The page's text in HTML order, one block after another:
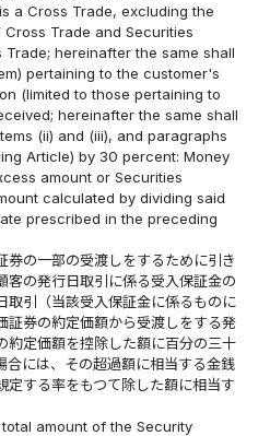
a Cross Trade, excluding the
Trade and Securities
hereinafter the same shall
pertaining to the customer's
(limited to those pertaining to
hereinafter the same shall
(ii) and (iii), and paragraphs
Article) by 30 percent: Money
amount or Securities
calculated by dividing said
prescribed in the preceding
券の一部の受渡しをするために引き
客の発行日取引に係る受入保証金の
取引（当該受入保証金に係るものに
証券の約定価額から受渡しをする発
約定価額を控除した額に百分の三十
合には、その超過額に相当する金銭
定する率をもつて除した額に相当す
amount of the Security